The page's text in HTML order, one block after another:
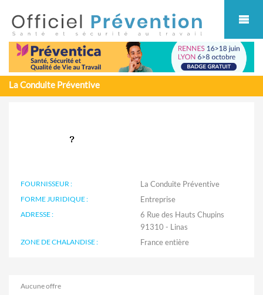
La Conduite Préventive
FOURNISSEUR : La Conduite Préventive
FORME JURIDIQUE : Entreprise
ADRESSE :
6 Rue des Hauts Chupins
91310 - Linas
ZONE DE CHALANDISE :
Aucune offre